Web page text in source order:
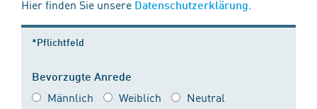
Hier finden Sie unsere Datenschutzerklärung
*Pflichtfeld
Bevorzugte Anrede
Männlich Weiblich Neutral